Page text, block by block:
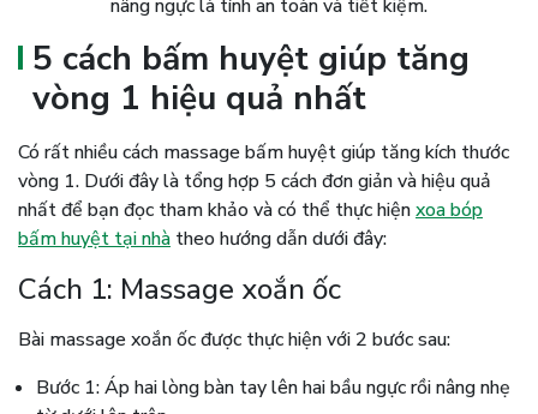
nâng ngực là tính an toàn và tiết kiệm.
5 cách bấm huyệt giúp tăng
vòng 1 hiệu quả nhất
Có rất nhiều cách massage bấm huyệt giúp tăng kích thước
vòng 1. Dưới đây là tổng hợp 5 cách đơn giản và hiệu quả
nhất để bạn đọc tham khảo và có thể thực hiệnxoa bóp
bấm huyệt tại nhà theo hướng dẫn dưới đây:
Cách 1: Massage xoắn ốc
Bài massage xoắn ốc được thực hiện với 2 bước sau:
Bước 1: Áp hai lòng bàn tay lên hai bầu ngực rồi nâng nhẹ